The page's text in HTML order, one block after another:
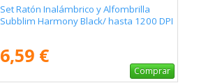
Set Ratón Inalámbrico y Alfombrilla
Subblim Harmony Black/ hasta 1200 DPI
6,59 €
Comprar